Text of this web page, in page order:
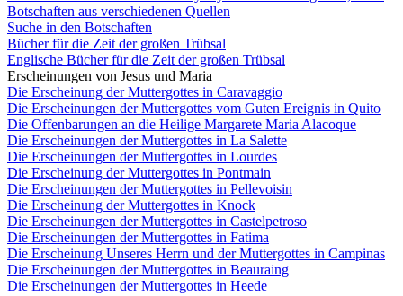
Botschaften aus verschiedenen Quellen
Suche in den Botschaften
Bücher für die Zeit der großen Trübsal
Englische Bücher für die Zeit der großen Trübsal
Erscheinungen von Jesus und Maria
Die Erscheinung der Muttergottes in Caravaggio
Die Erscheinungen der Muttergottes vom Guten Ereignis in Quito
Die Offenbarungen an die Heilige Margarete Maria Alacoque
Die Erscheinungen der Muttergottes in La Salette
Die Erscheinungen der Muttergottes in Lourdes
Die Erscheinung der Muttergottes in Pontmain
Die Erscheinungen der Muttergottes in Pellevoisin
Die Erscheinung der Muttergottes in Knock
Die Erscheinungen der Muttergottes in Castelpetroso
Die Erscheinungen der Muttergottes in Fatima
Die Erscheinung Unseres Herrn und der Muttergottes in Campinas
Die Erscheinungen der Muttergottes in Beauraing
Die Erscheinungen der Muttergottes in Heede